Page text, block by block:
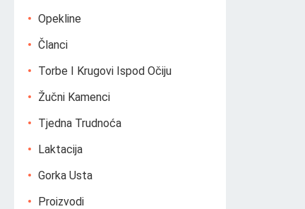
Opekline
Članci
Torbe I Krugovi Ispod Očiju
Žučni Kamenci
Tjedna Trudnoća
Laktacija
Gorka Usta
Proizvodi